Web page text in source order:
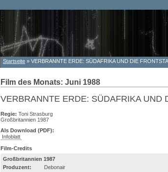
Sie sind hier
Startseite » VERBRANNTE ERDE: SÜDAFRIKA UND DIE
Film des Monats: Juni 1988
VERBRANNTE ERDE: SÜDAFRIKA UND
Regie: Toni Strasburg
Großbritannien 1987
Als Download (PDF):
Infoblatt
Film-Credits
Großbritannien 1987
Produzent:
Debonair